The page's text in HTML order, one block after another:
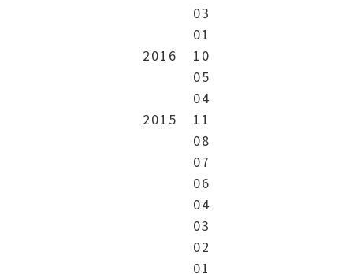
03
01
2016
10
05
04
2015
11
08
07
06
04
03
02
01